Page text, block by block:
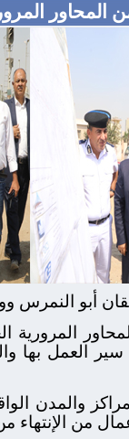
المحاور
أبو
العمل بها
والمدن
من الإنتهاء